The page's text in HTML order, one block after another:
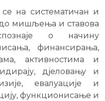
на систематичан и
мишљења и ставова
о начину
финансирања,
активностима и
дјеловању и
евалуације и
функционисање и